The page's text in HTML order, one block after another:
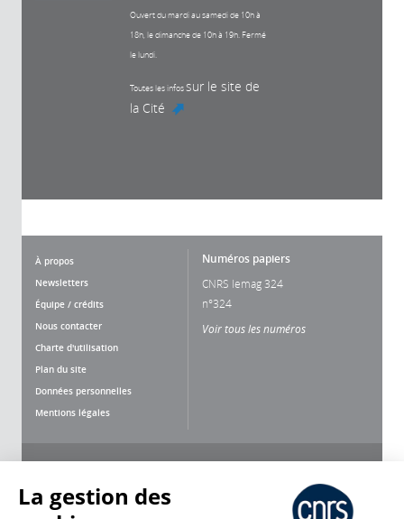
Ouvert du mardi au samedi de 10h à
18h, le dimanche de 10h à 19h. Fermé
le lundi.
Toutes les infossur le site de
la Cité
À propos
Newsletters
Équipe / crédits
Nous contacter
Charte d'utilisation
Plan du site
Données personnelles
Mentions légales
Numéros papiers
CNRS lemag 324
n°324
Voir tous les numéros
La gestion des